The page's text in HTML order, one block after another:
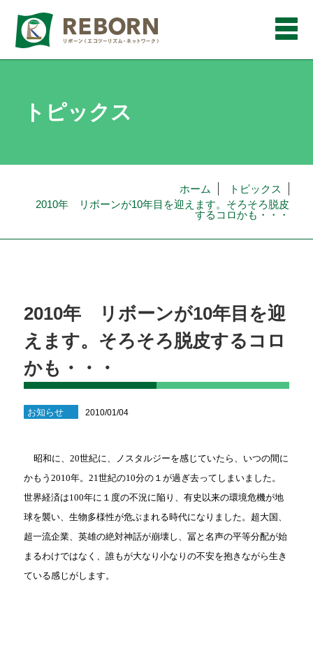
メ
トピックス
ホーム
トピックス
2010年 リボーンが10年目を迎えます。そろそろ脱皮
するコロかも・・・
2010年 リボーンが10年目を迎
えます。そろそろ脱皮するコロ
かも・・・
お知らせ 2010/01/04
昭和に、 20世紀に、ノスタルジーを感じていたら、いつの間に
かもう2010年。21世紀の10分の１が過ぎ去ってしまいました。
世界経済は100年に１度の不況に陥り、有史以来の環境危機が地
球を襲い、生物多様性が危ぶまれる時代になりました。超大国、
超一流企業、英雄の絶対神話が崩壊し、冨と名声の平等分配が始
まるわけではなく、誰もが大なり小なりの不安を抱きながら生き
ている感じがします。